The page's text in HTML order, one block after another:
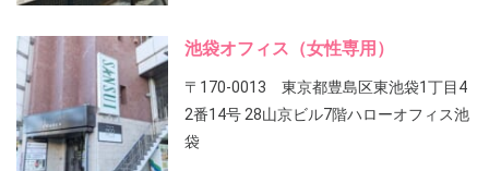
池袋オフィス（女性専用）
〒170-0013 東京都豊島区東池袋1丁目4
2番14号 28山京ビル7階ハローオフィス池
袋